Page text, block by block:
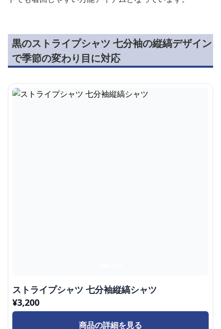
黒のストライプシャツ 七分袖の縦縞デザイン
で季節の変わり目に対応
ストライプシャツ 七分袖縦縞シャツ
¥3,200
商品の詳細を見る